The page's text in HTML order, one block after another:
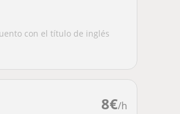
con el título de inglés
8€/h